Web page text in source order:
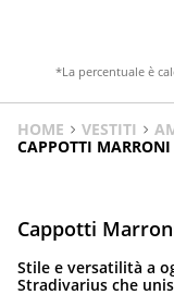
*La percentuale è
HOME VESTITI
CAPPOTTI MARRONI
Cappotti
Stile e versatilità a
Stradivarius che